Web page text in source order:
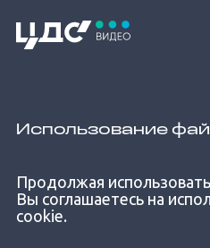
Использование
Продолжая
Вы соглашаетесь на
cookie.